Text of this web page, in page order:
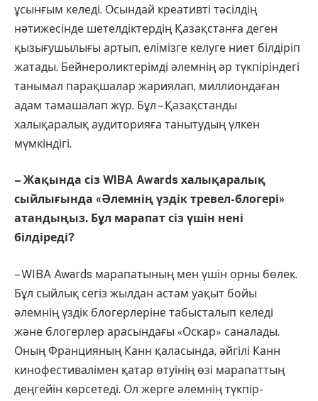
ұсынғым келеді. Осындай креативті тәсілдің
нәтижесінде шетелдіктердің Қазақстанға деген
қызығушылығы артып, елімізге келуге ниет білдіріп
жатады. Бейнероликтерімді әлемнің әр түкпіріндегі
танымал парақшалар жариялап, миллиондаған
адам тамашалап жүр. Бұл – Қазақстанды
халықаралық аудиторияға танытудың үлкен
мүмкіндігі.
– Жақында сіз WIBA Awards халықаралық
сыйлығында «Әлемнің үздік тревел-блогері»
атандыңыз. Бұл марапат сіз үшін нені
білдіреді?
– WIBA Awards марапатының мен үшін орны бөлек.
Бұл сыйлық сегіз жылдан астам уақыт бойы
әлемнің үздік блогерлеріне табысталып келеді
және блогерлер арасындағы «Оскар» саналады.
Оның Францияның Канн қаласында, әйгілі Канн
кинофестивалімен қатар өтуінің өзі марапаттың
деңгейін көрсетеді. Ол жерге әлемнің түкпір-